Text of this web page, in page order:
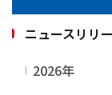
ニュースリリ
2026年